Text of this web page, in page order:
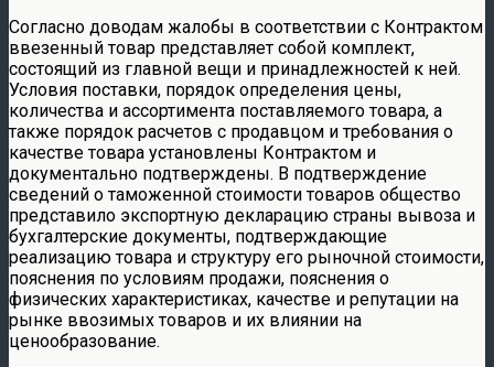
Согласно доводам жалобы в соответствии с Контрактом
ввезенный товар представляет собой комплект,
состоящий из главной вещи и принадлежностей к ней.
Условия поставки, порядок определения цены,
количества и ассортимента поставляемого товара, а
также порядок расчетов с продавцом и требования о
качестве товара установлены Контрактом и
документально подтверждены. В подтверждение
сведений о таможенной стоимости товаров общество
представило экспортную декларацию страны вывоза и
бухгалтерские документы, подтверждающие
реализацию товара и структуру его рыночной стоимости,
пояснения по условиям продажи, пояснения о
физических характеристиках, качестве и репутации на
рынке ввозимых товаров и их влиянии на
ценообразование.